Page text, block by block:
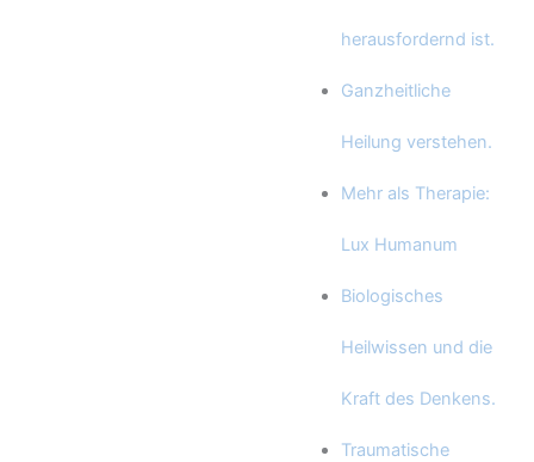
herausfordernd ist.
Ganzheitliche
Heilung verstehen.
Mehr als Therapie:
Lux Humanum
Biologisches
Heilwissen und die
Kraft des Denkens.
Traumatische